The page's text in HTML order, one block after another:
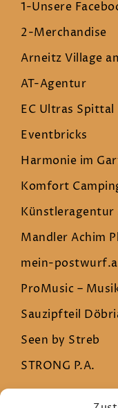
1-Unsere
2-Merchandise
Arneitz Village
AT-Agentur
EC Ultras Spittal
Eventbricks
Harmonie im
Komfort
Künstleragentur
Mandler Achim
mein-
ProMusic –
Sauzipfteil
Seen by Streb
STRONG P.A.